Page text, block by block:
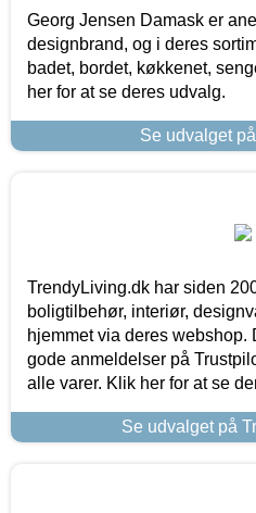
Georg Jensen Damask er
designbrand, og i deres
badet, bordet, køkkenet,
her for at se deres udvalg.
Se udvalget
TrendyLiving.dk har siden
boligtilbehør, interiør,
hjemmet via deres
gode anmeldelser på
alle varer. Klik her for at se
Se udvalget på